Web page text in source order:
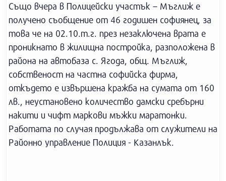
Също вчера в Полицейски участък – Мъглиж е
получено съобщение от 46 годишен софиянец, за
това че на 02.10.т.г. през незаключена врата е
проникнато в жилищна постройка, разположена в
района на автобаза с. Ягода, общ. Мъглиж,
собственост на частна софийска фирма,
откъдето е извършена кражба на сумата от 160
лв., неустановено количество дамски сребърни
накити и чифт маркови мъжки маратонки.
Работата по случая продължава от служители на
Районно управление Полиция - Казанлък.